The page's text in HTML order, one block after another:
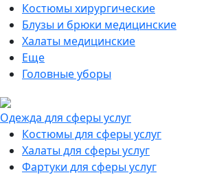
Костюмы хирургические
Блузы и брюки медицинские
Халаты медицинские
Еще
Головные уборы
Одежда для сферы услуг
Костюмы для сферы услуг
Халаты для сферы услуг
Фартуки для сферы услуг